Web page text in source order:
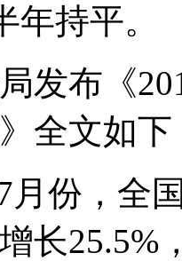
年持平。
布《
全文如下
份，全国
长25.5%